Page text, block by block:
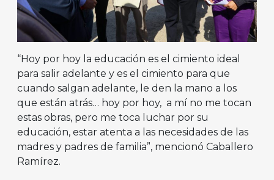
“Hoy por hoy la educación es el cimiento ideal
para salir adelante y es el cimiento para que
cuando salgan adelante, le den la mano a los
que están atrás… hoy por hoy, a mí no me tocan
estas obras, pero me toca luchar por su
educación, estar atenta a las necesidades de las
madres y padres de familia”, mencionó Caballero
Ramírez.